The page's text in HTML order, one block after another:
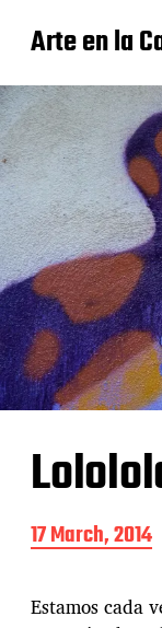
Arte en la
P
o
t
17 March, 2014
Estamos cada